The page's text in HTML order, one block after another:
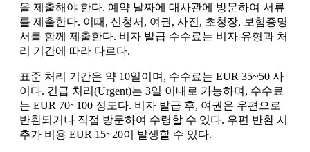
을 제출해야 한다. 예약 날짜에 대사관에 방문하여 서류
를 제출한다. 이때, 신청서, 여권, 사진, 초청장, 보험증명
서를 함께 제출한다. 비자 발급 수수료는 비자 유형과 처
리 기간에 따라 다르다.
표준 처리 기간은 약 10일이며, 수수료는 EUR 35~50 사
이다. 긴급 처리(Urgent)는 3일 이내로 가능하며, 수수료
는 EUR 70~100 정도다. 비자 발급 후, 여권은 우편으로
반환되거나 직접 방문하여 수령할 수 있다. 우편 반환 시
추가 비용 EUR 15~20이 발생할 수 있다.